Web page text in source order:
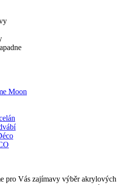
Moon
pro Vás zajímavy výběr akrylových